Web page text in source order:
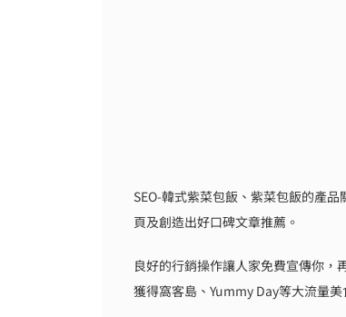
SEO-韓式紫菜包飯、紫菜包飯的產
頁及創造出好口碑文章推薦。
良好的行銷操作讓人家免費宣傳你，
獲得窩客島、Yummy Day等大流量美